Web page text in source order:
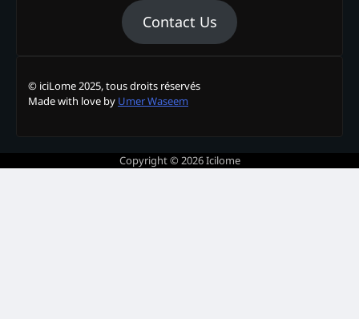
Contact Us
© iciLome 2025, tous droits réservés
Made with love by Umer Waseem
Copyright © 2026Icilome